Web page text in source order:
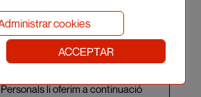
li oferim a continuació
cookies
ACCEPTAR